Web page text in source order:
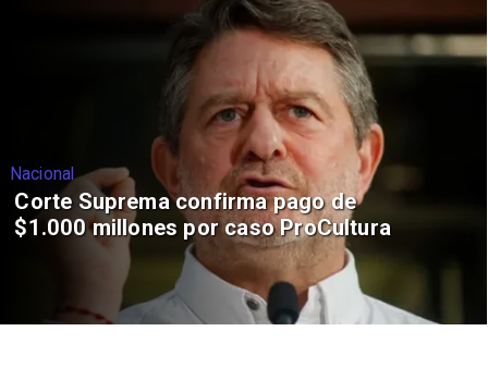
Nacional
Corte Suprema confirma pago de
$1.000 millones por caso ProCultura